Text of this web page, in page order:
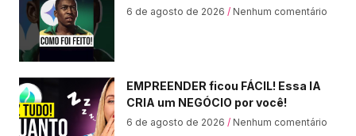
6 de agosto de 2026 Nenhum comentário
EMPREENDER ficou FÁCIL! Essa IA
CRIA um NEGÓCIO por você!
6 de agosto de 2026 Nenhum comentário